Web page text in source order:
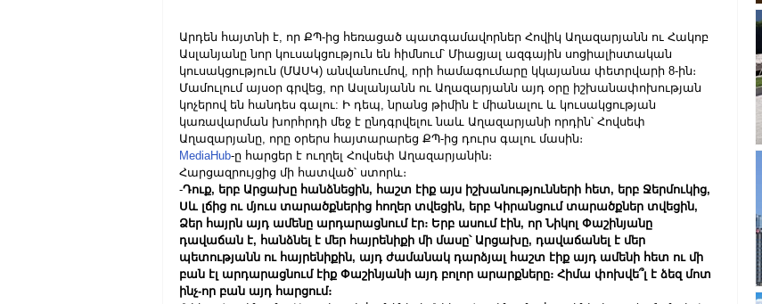
Արդեն հայտնի է, որ ՔՊ-ից հեռացած պատգամավորներ Հովիկ Աղազարյանն ու Հակոբ
Ասլանյանը նոր կուսակցություն են հիմնում՝ Միացյալ ազգային սոցիալիստական
կուսակցություն (ՄԱՍԿ) անվանումով, որի համագումարը կկայանա փետրվարի 8-ին։
Մամուլում այսօր գրվեց, որ Ասլանյանն ու Աղազարյանն այդ օրը իշխանափոխության
կոչերով են հանդես գալու: Ի դեպ, նրանց թիմին է միանալու և կուսակցության
կառավարման խորհրդի մեջ է ընդգրվելու նաև Աղազարյանի որդին՝ Հովսեփ
Աղազարյանը, որը օրերս հայտարարեց ՔՊ-ից դուրս գալու մասին։
MediaHub-ը հարցեր է ուղղել Հովսեփ Աղազարյանին։
Հարցազրույցից մի հատված՝ ստորև։
-Դուք, երբ Արցախը հանձնեցին, հաշտ էիք այս իշխանությունների հետ, երբ Ջերմուկից,
Սև լճից ու մյուս տարածքներից հողեր տվեցին, երբ Կիրանցում տարածքներ տվեցին,
Ձեր հայրն այդ ամենը արդարացնում էր։ Երբ ասում էին, որ Նիկոլ Փաշինյանը
դավաճան է, հանձնել է մեր հայրենիքի մի մասը՝ Արցախը, դավաճանել է մեր
պետությանն ու հայրենիքին, այդ ժամանակ դարձյալ հաշտ էիք այդ ամենի հետ ու մի
բան էլ արդարացնում էիք Փաշինյանի այդ բոլոր արարքները։ Հիմա փոխվե՞լ է ձեզ մոտ
ինչ-որ բան այդ հարցում։